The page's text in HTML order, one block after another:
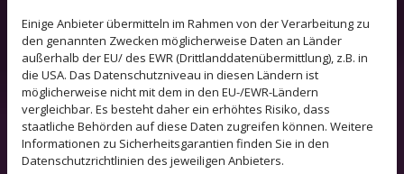
Das Ziel ist es größtmögliche "Selbständigkeit" und
Unabhängigkeit im Alltags-, Schul- und Berufsleben zu
erreichen. Dies wird mittels verschiedener
ergotherapeutischer Maßnahmen erreicht.
Die Ergotherapie hat einen ganzheitlichen Ansatz: Es
werden nicht nur die Bewegungsabläufe des Körpers (
Einige Anbieter übermitteln im Rahmen von der Verarbeitung zu
den genannten Zwecken möglicherweise Daten an Länder
außerhalb der EU/ des EWR (Drittlanddatenübermittlung), z.B. in
die USA. Das Datenschutzniveau in diesen Ländern ist
möglicherweise nicht mit dem in den EU-/EWR-Ländern
vergleichbar. Es besteht daher ein erhöhtes Risiko, dass
staatliche Behörden auf diese Daten zugreifen können. Weitere
Informationen zu Sicherheitsgarantien finden Sie in den
Datenschutzrichtlinien des jeweiligen Anbieters.